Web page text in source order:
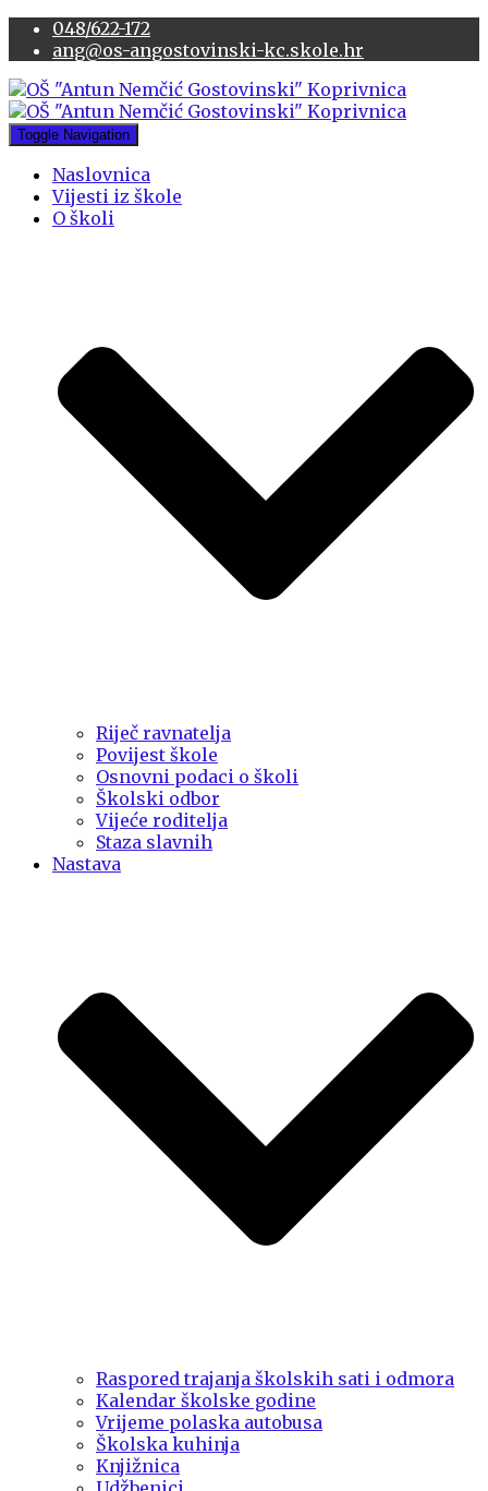
048/622-172
ang@os-angostovinski-kc.skole.hr
Toggle Navigation
Naslovnica
Vijesti iz škole
O školi
Riječ ravnatelja
Povijest škole
Osnovni podaci o školi
Školski odbor
Vijeće roditelja
Staza slavnih
Nastava
Raspored trajanja školskih sati i odmora
Kalendar školske godine
Vrijeme polaska autobusa
Školska kuhinja
Knjižnica